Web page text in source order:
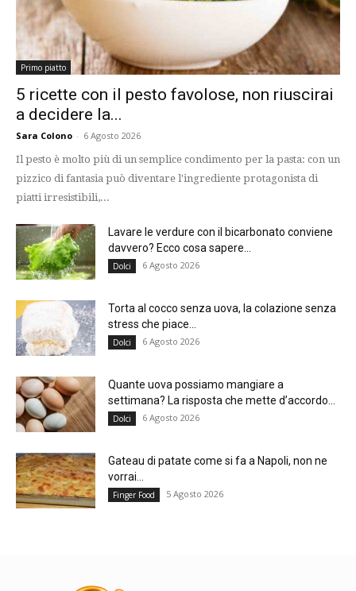
Primo piatto
5 ricette con il pesto favolose, non riuscirai
a decidere la...
Sara Colono - 6 Agosto 2026
Il pesto è molto più di un semplice condimento per la pasta: con un
pizzico di fantasia può diventare l'ingrediente protagonista di
piatti irresistibili,...
Lavare le verdure con il bicarbonato conviene
davvero? Ecco cosa sapere...
Dolci 6 Agosto 2026
Torta al cocco senza uova, la colazione senza
stress che piace...
Dolci 6 Agosto 2026
Quante uova possiamo mangiare a
settimana? La risposta che mette d’accordo...
Dolci 6 Agosto 2026
Gateau di patate come si fa a Napoli, non ne
vorrai...
Finger Food 5 Agosto 2026